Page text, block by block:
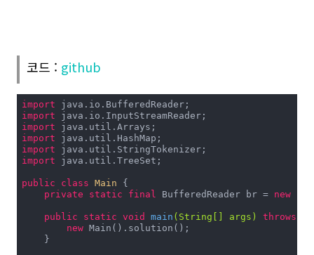
코드 : github
import
import
import
import
import
import java.util.TreeSet;
public class Main
{
private
static final BufferedReader br = new
public static void main (String[] args) throws
new Main().solution();
    }